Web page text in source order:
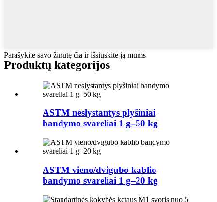
Parašykite savo žinutę čia ir išsiųskite ją mums
Produktų kategorijos
ASTM neslystantys plyšiniai
bandymo svareliai 1 g–50 kg
ASTM vieno/dvigubo kablio
bandymo svareliai 1 g–20 kg